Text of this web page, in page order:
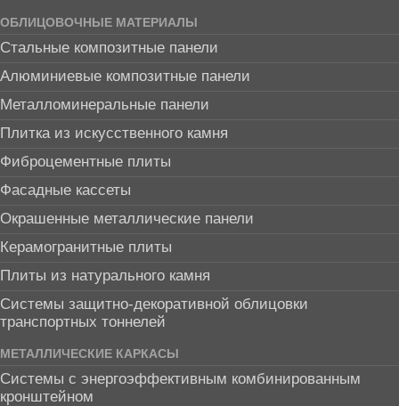
ОБЛИЦОВОЧНЫЕ МАТЕРИАЛЫ
Стальные композитные панели
Алюминиевые композитные панели
Металломинеральные панели
Плитка из искусственного камня
Фиброцементные плиты
Фасадные кассеты
Окрашенные металлические панели
Керамогранитные плиты
Плиты из натурального камня
Системы защитно-декоративной облицовки
транспортных тоннелей
МЕТАЛЛИЧЕСКИЕ КАРКАСЫ
Системы с энергоэффективным комбинированным
кронштейном